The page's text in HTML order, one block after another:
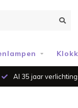
Al 35 jaar